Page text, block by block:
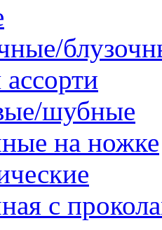
шубные
на ножке
с